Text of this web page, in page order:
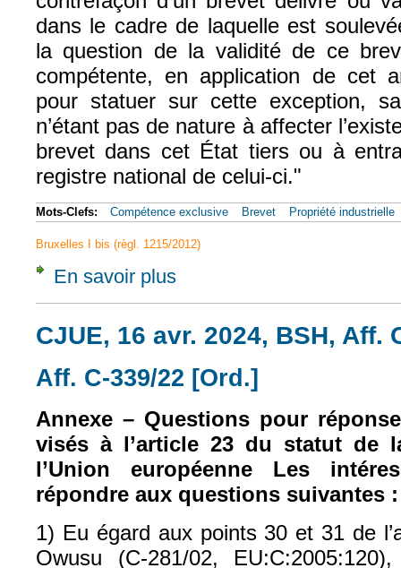
dans le cadre de laquelle est
la question de la validité de ce
compétente, en application de cet
pour statuer sur cette exception,
n’étant pas de nature à affecter
brevet dans cet État tiers ou à
registre national de celui-ci."
Mots-Clefs: Compétence exclusive Brevet Propriété industrielle
Bruxelles I bis (règl. 1215/2012)
En savoir plus
CJUE, 16 avr. 2024, BSH, Aff.
Aff. C-339/22 [Ord.]
Annexe – Questions pour
visés à l’article 23 du statut de
l’Union européenne Les
répondre aux questions suivantes :
1) Eu égard aux points 30 et 31 de
Owusu (C‑281/02,